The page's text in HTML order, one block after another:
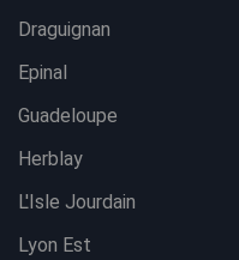
Draguignan
Epinal
Guadeloupe
Herblay
L'Isle Jourdain
Lyon Est